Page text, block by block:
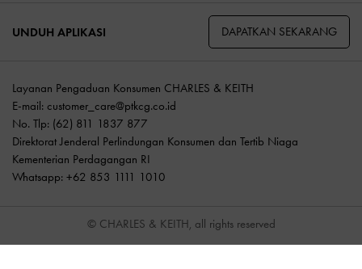
UNDUH APLIKASI DAPATKAN SEKARANG
Layanan Pengaduan Konsumen CHARLES & KEITH
E-mail: customer_care@ptkcg.co.id
No. Tlp: (62) 811 1837 877
Direktorat Jenderal Perlindungan Konsumen dan Tertib Niaga
Kementerian Perdagangan RI
Whatsapp: +62 853 1111 1010
© CHARLES & KEITH, all rights reserved